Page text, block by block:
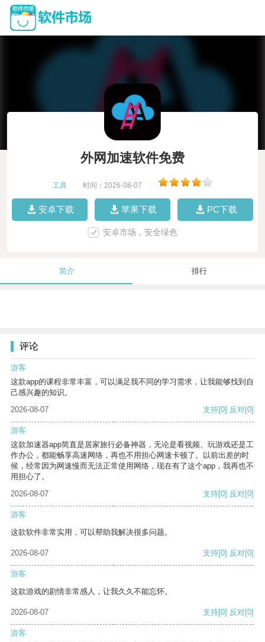
外网加速软件免费
工具 时间：2026-08-07
安卓下载 苹果下载 PC下载
安卓市场，安全绿色
简介 排行
评论
游客
这款app的课程非常丰富，可以满足我不同的学习需求，让我能够找到自
己感兴趣的知识。
2026-08-07
支持[0] 反对[0]
游客
这款加速器app简直是居家旅行必备神器，无论是看视频、玩游戏还是工
作办公，都能畅享高速网络，再也不用担心网速卡顿了。以前出差的时
候，经常因为网速慢而无法正常使用网络，现在有了这个app，我再也不
用担心了。
2026-08-07
支持[0] 反对[0]
游客
这款软件非常实用，可以帮助我解决很多问题。
2026-08-07 支持[0] 反对[0]
游客
这款游戏的剧情非常感人，让我久久不能忘怀。
2026-08-07 支持[0] 反对[0]
游客